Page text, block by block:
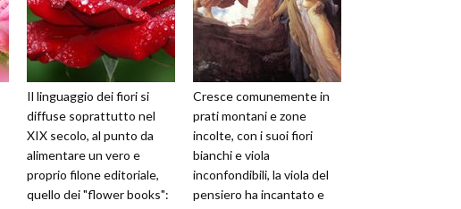
Il linguaggio dei fiori si
diffuse soprattutto nel
XIX secolo, al punto da
alimentare un vero e
proprio filone editoriale,
quello dei "flower books":
Cresce comunemente in
prati montani e zone
incolte, con i suoi fiori
bianchi e viola
inconfondibili, la viola del
pensiero ha incantato e